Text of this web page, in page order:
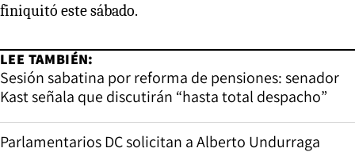
finiquitó este sábado.
LEE TAMBIÉN:
Sesión sabatina por reforma de pensiones: senador
Kast señala que discutirán “hasta total despacho”
Parlamentarios DC solicitan a Alberto Undurraga